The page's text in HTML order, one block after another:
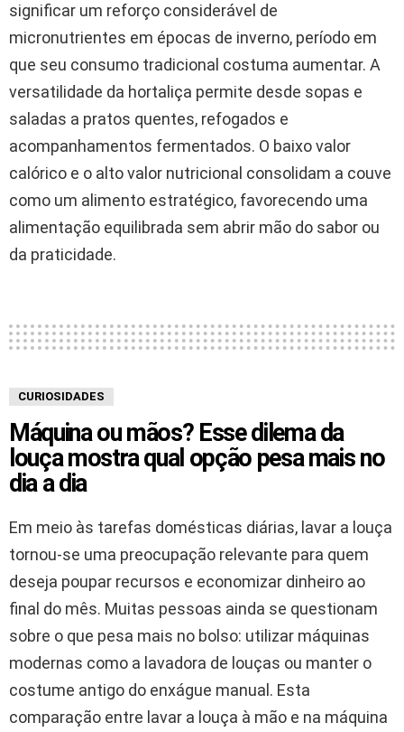
significar um reforço considerável de
micronutrientes em épocas de inverno, período em
que seu consumo tradicional costuma aumentar. A
versatilidade da hortaliça permite desde sopas e
saladas a pratos quentes, refogados e
acompanhamentos fermentados. O baixo valor
calórico e o alto valor nutricional consolidam a couve
como um alimento estratégico, favorecendo uma
alimentação equilibrada sem abrir mão do sabor ou
da praticidade.
CURIOSIDADES
Máquina ou mãos? Esse dilema da
louça mostra qual opção pesa mais no
dia a dia
Em meio às tarefas domésticas diárias, lavar a louça
tornou-se uma preocupação relevante para quem
deseja poupar recursos e economizar dinheiro ao
final do mês. Muitas pessoas ainda se questionam
sobre o que pesa mais no bolso: utilizar máquinas
modernas como a lavadora de louças ou manter o
costume antigo do enxágue manual. Esta
comparação entre lavar a louça à mão e na máquina